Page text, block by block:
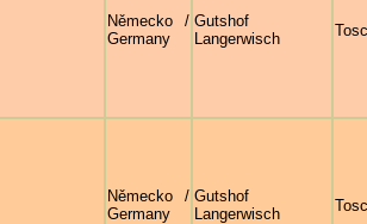
Německo /
Germany
Gutshof
Langerwisch
Německo /
Germany
Gutshof
Langerwisch